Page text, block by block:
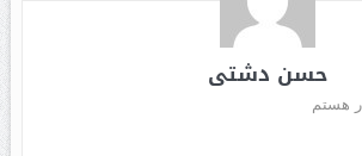
حسن دشتی
هستم